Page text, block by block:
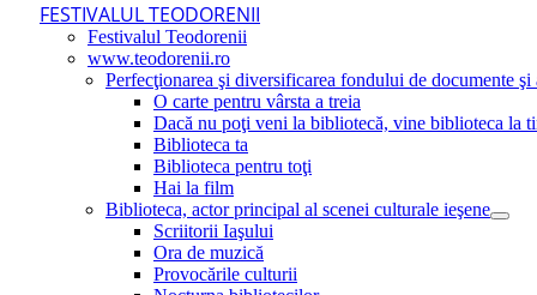
FESTIVALUL TEODORENII
Festivalul Teodorenii
www.teodorenii.ro
Perfecţionarea şi diversificarea fondului de documente
O carte pentru vârsta a treia
Dacă nu poţi veni la bibliotecă, vine biblioteca la
Biblioteca ta
Biblioteca pentru toţi
Hai la film
Biblioteca, actor principal al scenei culturale ieşene
Scriitorii Iaşului
Ora de muzică
Provocările culturii